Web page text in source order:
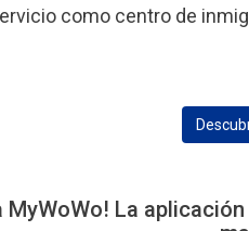
como centro de
MyWoWo! La